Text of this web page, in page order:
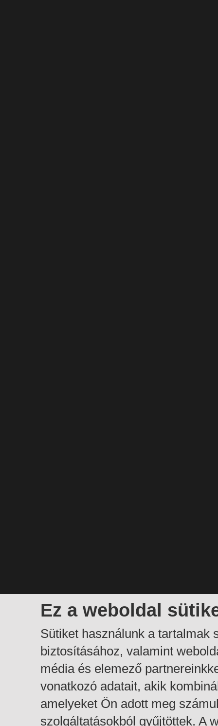
Ez a weboldal
Sütiket használunk a tartalmak
biztosításához, valamint
média és elemező
vonatkozó adatait, akik
amelyeket Ön adott meg
szolgáltatásokból gyűjtöttek. A